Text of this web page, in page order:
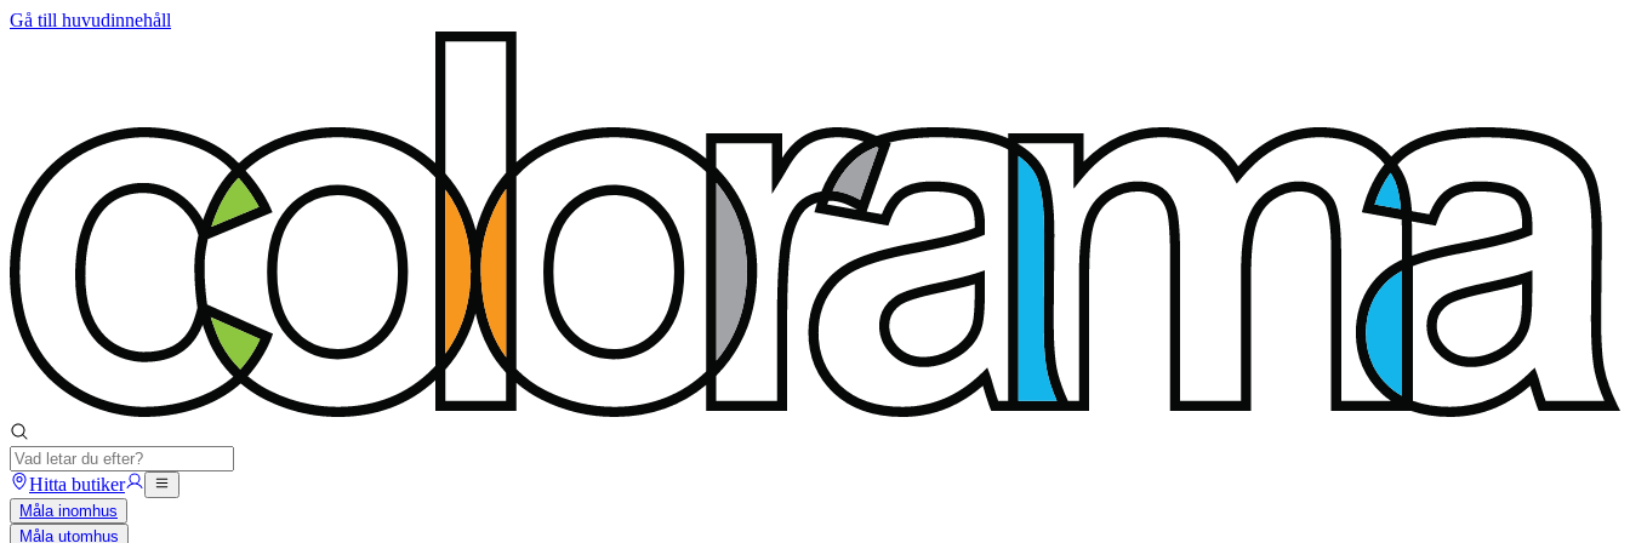
Gå till huvudinnehåll
Hitta butiker
Måla inomhus
Måla utomhus